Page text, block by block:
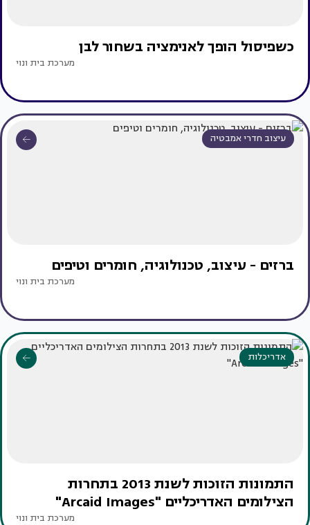
כשפיסול הופך לאנימציה בשחור לבן
מערכת בית ונוי
עיצוב חדרי אמבטיה
ברזים - עיצוב, טכנולוגיה, חומרים וטיפים
מערכת בית ונוי
אדריכלות
התמונות הזוכות לשנת 2013 בתחרות
הצילומים האדריכליים "Arcaid Images"
מערכת בית ונוי